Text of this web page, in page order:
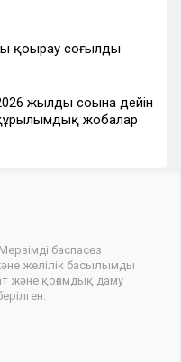
қоңырау соғылды
жылдың соңына дейін
жобалар
баспасөз
желілік басылымды
және қоғамдық даму